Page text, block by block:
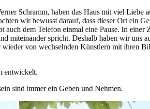
Schramm, haben das Haus mit viel Liebe
wir bewusst darauf, dass dieser Ort ein
auch dem Telefon einmal eine Pause. In
miteinander spricht. Deshalb haben wir uns
von wechselnden Künstlern mit ihren
entwickelt.
sind immer ein Geben und Nehmen.